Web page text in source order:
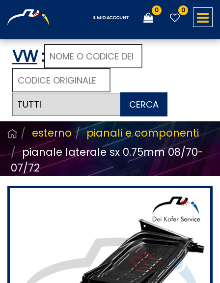
IL MIO ACCOUNT
0 0
VW:
CERCA
esterno
pianali e componenti
pianale laterale sx 0.75mm 08/70-
07/72